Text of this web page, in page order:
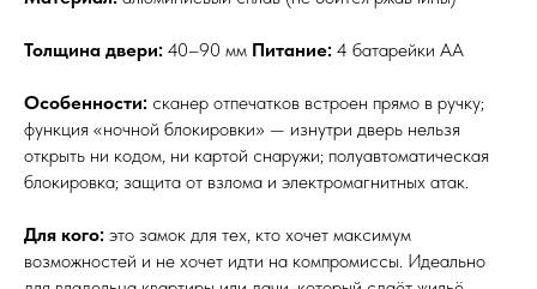
Толщина двери: 40–90 мм Питание: 4 батарейки АА
Особенности: сканер отпечатков встроен прямо в ручку;
функция «ночной блокировки» — изнутри дверь нельзя
открыть ни кодом, ни картой снаружи; полуавтоматическая
блокировка; защита от взлома и электромагнитных атак.
Для кого: это замок для тех, кто хочет максимум
возможностей и не хочет идти на компромиссы. Идеально